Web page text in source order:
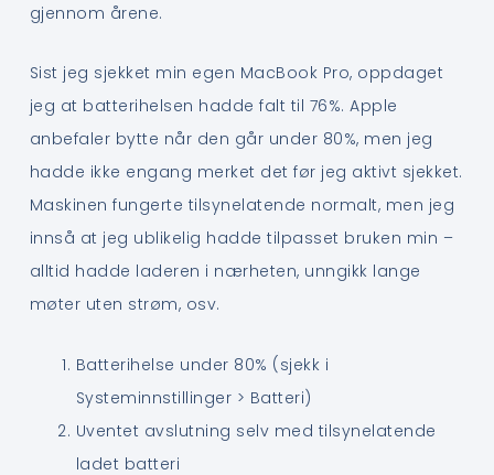
gjennom årene.
Sist jeg sjekket min egen MacBook Pro, oppdaget
jeg at batterihelsen hadde falt til 76%. Apple
anbefaler bytte når den går under 80%, men jeg
hadde ikke engang merket det før jeg aktivt sjekket.
Maskinen fungerte tilsynelatende normalt, men jeg
innså at jeg ublikelig hadde tilpasset bruken min –
alltid hadde laderen i nærheten, unngikk lange
møter uten strøm, osv.
Batterihelse under 80% (sjekk i
Systeminnstillinger > Batteri)
Uventet avslutning selv med tilsynelatende
ladet batteri